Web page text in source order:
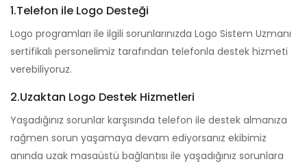
1.Telefon ile Logo Desteği
Logo programları ile ilgili sorunlarınızda Logo Sistem Uzmanı
sertifikalı personelimiz tarafından telefonla destek hizmeti
verebiliyoruz.
2.Uzaktan Logo Destek Hizmetleri
Yaşadığınız sorunlar karşısında telefon ile destek almanıza
rağmen sorun yaşamaya devam ediyorsanız ekibimiz
anında uzak masaüstü bağlantısı ile yaşadığınız sorunlara